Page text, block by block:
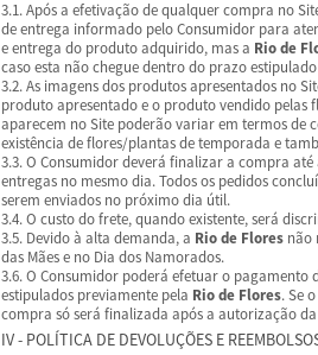
3.1. Após a efetivação de qualquer compra no
de entrega informado pelo Consumidor para
e entrega do produto adquirido, mas a Rio de
caso esta não chegue dentro do prazo
3.2. As imagens dos produtos apresentados no
produto apresentado e o produto vendido pelas
aparecem no Site poderão variar em termos de
existência de flores/plantas de temporada e
3.3. O Consumidor deverá finalizar a compra
entregas no mesmo dia. Todos os pedidos
serem enviados no próximo dia útil.
3.4. O custo do frete, quando existente, será
3.5. Devido à alta demanda, a Rio de Flores não
das Mães e no Dia dos Namorados.
3.6. O Consumidor poderá efetuar o pagamento
estipulados previamente pela Rio de Flores. Se
compra só será finalizada após a autorização
IV - POLÍTICA DE DEVOLUÇÕES E